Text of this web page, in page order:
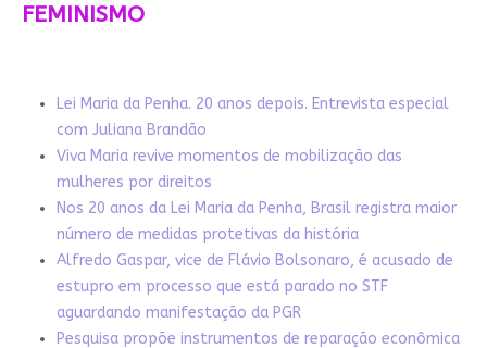
FEMINISMO
Lei Maria da Penha. 20 anos depois. Entrevista especial
com Juliana Brandão
Viva Maria revive momentos de mobilização das
mulheres por direitos
Nos 20 anos da Lei Maria da Penha, Brasil registra maior
número de medidas protetivas da história
Alfredo Gaspar, vice de Flávio Bolsonaro, é acusado de
estupro em processo que está parado no STF
aguardando manifestação da PGR
Pesquisa propõe instrumentos de reparação econômica